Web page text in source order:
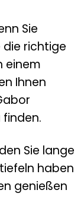
Sie
die richtige
einem
Ihnen
finden.
Sie lange
haben
genießen